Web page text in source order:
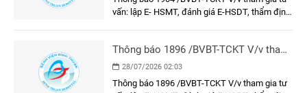
lựa chọn nhà thầu gói thầu: Trang phục
vấn: lập E- HSMT, đánh giá E-HSDT, thẩm định
Thông báo 1896 /BVBT-TCKT V/v tham
gia tư vấn: lập E- HSMT, đánh giá E-
HSDT, thẩm định E-HSMT và kết quả
28/07/2026 02:03
Thông báo 1896 /BVBT-TCKT V/v tham gia tư